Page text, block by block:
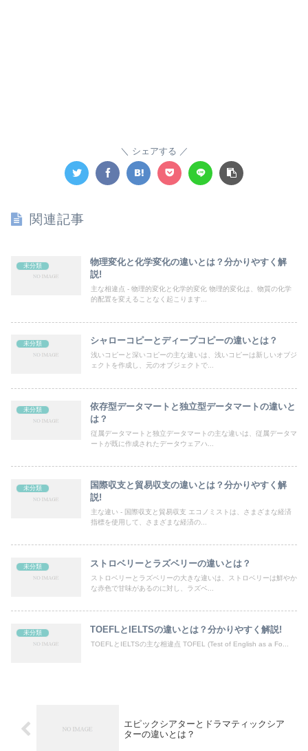
シェアする
関連記事
未分類
物理変化と化学変化の違いとは？分かりやすく解
説!
主な相違点 - 物理的変化と化学的変化 物理的変化は、物質の化学
的配置を変えることなく起こります...
未分類 シャローコピーとディープコピーの違いとは？
浅いコピーと深いコピーの主な違いは、浅いコピーは新しいオブジ
ェクトを作成し、元のオブジェクトで...
未分類
依存型データマートと独立型データマートの違いと
は？
従属データマートと独立データマートの主な違いは、従属データマ
ートが既に作成されたデータウェアハ...
未分類
国際収支と貿易収支の違いとは？分かりやすく解
説!
主な違い - 国際収支と貿易収支 エコノミストは、さまざまな経済
指標を使用して、さまざまな経済の...
未分類 ストロベリーとラズベリーの違いとは？
ストロベリーとラズベリーの大きな違いは、ストロベリーは鮮やか
な赤色で甘味があるのに対し、ラズベ...
未分類 TOEFLとIELTSの違いとは？分かりやすく解説!
TOEFLとIELTSの主な相違点 TOFEL (Test of English as a Fo...
エピックシアターとドラマティックシア
ターの違いとは？